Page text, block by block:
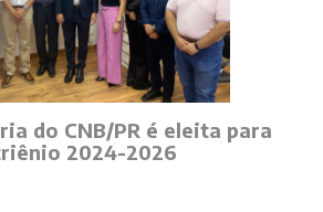
do CNB/PR é eleita para
2024-2026